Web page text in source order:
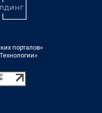
порталов»